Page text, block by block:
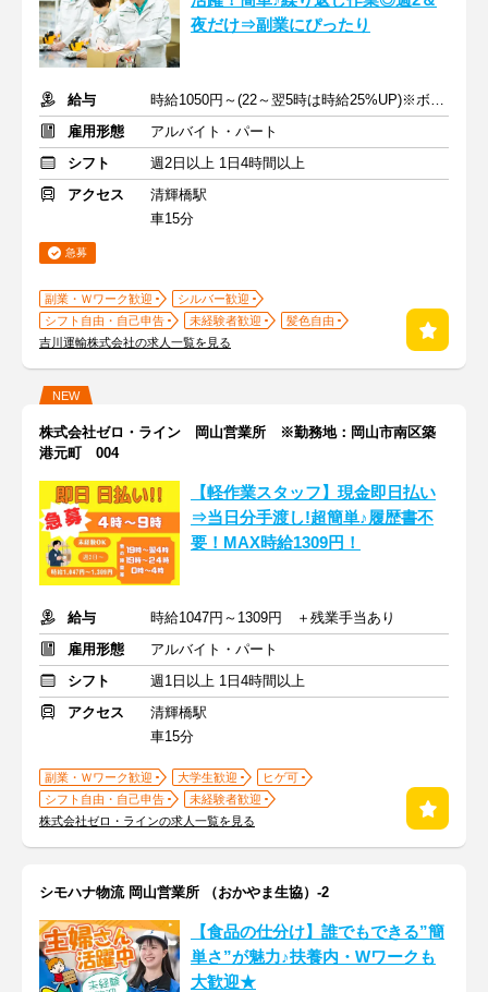
夜だけ⇒副業にぴったり
給与
時給1050円～(22～翌5時は時給25%UP)※ボーナス年2回
雇用形態
アルバイト・パート
シフト
週2日以上 1日4時間以上
アクセス
清輝橋駅
車15分
急募
副業・Ｗワーク歓迎
シルバー歓迎
シフト自由・自己申告
未経験者歓迎
髪色自由
吉川運輸株式会社の求人一覧を見る
NEW
株式会社ゼロ・ライン 岡山営業所 ※勤務地：岡山市南区築
港元町 004
【軽作業スタッフ】現金即日払い
⇒当日分手渡し!超簡単♪履歴書不
要！MAX時給1309円！
給与
時給1047円～1309円 ＋残業手当あり
雇用形態
アルバイト・パート
シフト
週1日以上 1日4時間以上
アクセス
清輝橋駅
車15分
副業・Ｗワーク歓迎 大学生歓迎
ヒゲ可
シフト自由・自己申告
未経験者歓迎
株式会社ゼロ・ラインの求人一覧を見る
シモハナ物流 岡山営業所 （おかやま生協）-2
【食品の仕分け】誰でもできる”簡
単さ”が魅力♪扶養内・Wワークも
大歓迎★